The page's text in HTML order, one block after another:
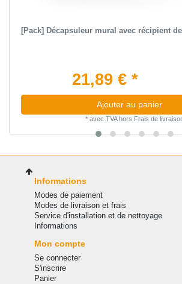
[Pack] Décapsuleur mural avec récipient
21,89 € *
Ajouter au panier
* avec TVAhors Frais de
Informations
Modes de paiement
Modes de livraison et frais
Service d'installation et de nettoyage
Informations
Mon compte
Se connecter
S'inscrire
Panier